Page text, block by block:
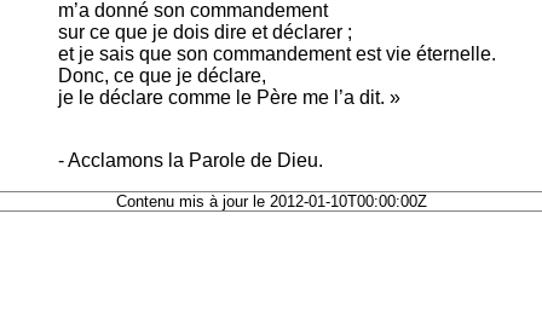
m’a donné son commandement
sur ce que je dois dire et déclarer ;
et je sais que son commandement est vie éternelle.
Donc, ce que je déclare,
je le déclare comme le Père me l’a dit. »
- Acclamons la Parole de Dieu.
Contenu mis à jour le 2012-01-10T00:00:00Z